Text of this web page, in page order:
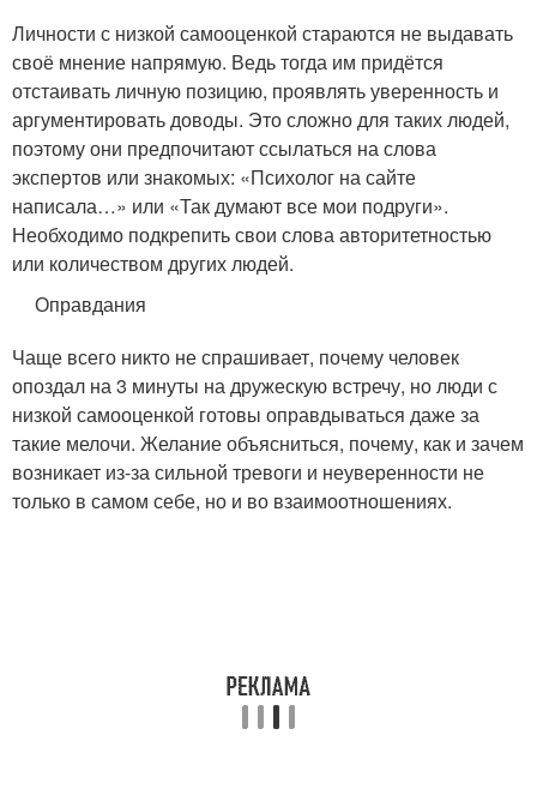
Личности с низкой самооценкой стараются не выдавать
своё мнение напрямую. Ведь тогда им придётся
отстаивать личную позицию, проявлять уверенность и
аргументировать доводы. Это сложно для таких людей,
поэтому они предпочитают ссылаться на слова
экспертов или знакомых: «Психолог на сайте
написала…» или «Так думают все мои подруги».
Необходимо подкрепить свои слова авторитетностью
или количеством других людей.
Оправдания
Чаще всего никто не спрашивает, почему человек
опоздал на 3 минуты на дружескую встречу, но люди с
низкой самооценкой готовы оправдываться даже за
такие мелочи. Желание объясниться, почему, как и зачем
возникает из-за сильной тревоги и неуверенности не
только в самом себе, но и во взаимоотношениях.